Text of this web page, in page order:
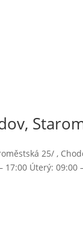
25/ ,
Úterý: 09:00